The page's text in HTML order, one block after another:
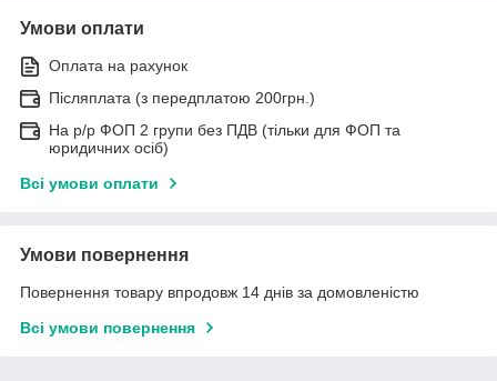
Умови оплати
Оплата на рахунок
Післяплата (з передплатою 200грн.)
На р/р ФОП 2 групи без ПДВ (тільки для ФОП та
юридичних осіб)
Всі умови оплати
Умови повернення
Повернення товару впродовж 14 днів за домовленістю
Всі умови повернення